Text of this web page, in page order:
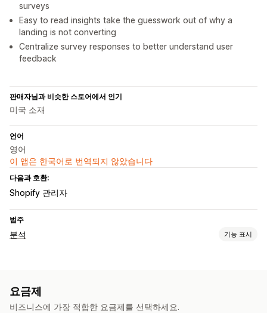
surveys
Easy to read insights take the guesswork out of why a
landing is not converting
Centralize survey responses to better understand user
feedback
판매자님과 비슷한 스토어에서 인기
미국 소재
언어
영어
이 앱은 한국어로 번역되지 않았습니다
다음과 호환:
Shopify 관리자
범주
분석 기능 표시
페이지 보기
요금제
비즈니스에 가장 적합한 요금제를 선택하세요.